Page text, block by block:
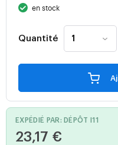
en stock
Quantité
EXPÉDIÉ PAR: DÉPÔT I11
23,17 €